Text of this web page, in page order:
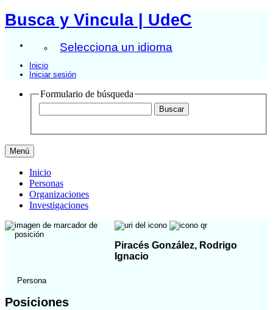
Busca y Vincula | UdeC
Selecciona un idioma
Inicio
Iniciar sesión
Formulario de búsqueda
Menú
Inicio
Personas
Organizaciones
Investigaciones
Piracés González, Rodrigo
Ignacio
Persona
Posiciones